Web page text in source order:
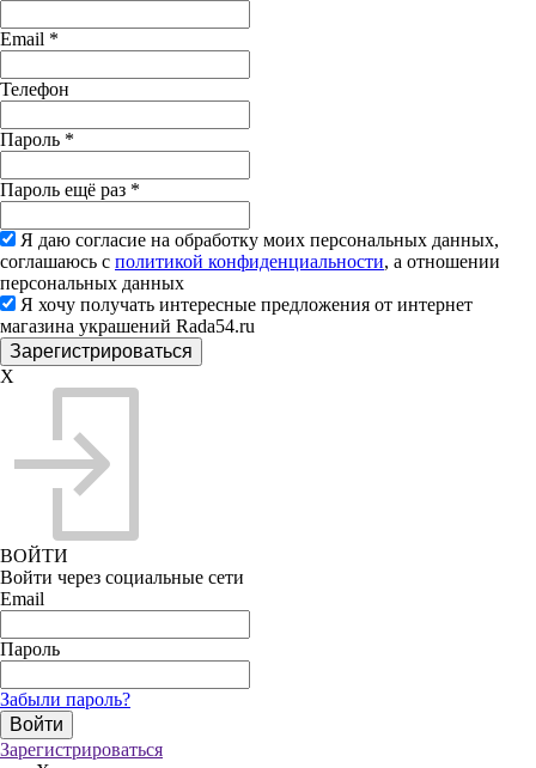
Email *
Телефон
Пароль *
Пароль ещё раз *
Я даю согласие на обработку моих персональных данных,
соглашаюсь с политикой конфиденциальности, а отношении
персональных данных
Я хочу получать интересные предложения от интернет
магазина украшений Rada54.ru
X
ВОЙТИ
Войти через социальные сети
Email
Пароль
Забыли пароль?
Зарегистрироваться